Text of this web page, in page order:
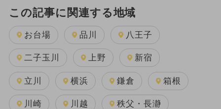
この記事に関連する地域
お台場 品川 八王子
二子玉川 上野 新宿
立川 横浜 鎌倉 箱根
川崎 川越 秩父・長瀞